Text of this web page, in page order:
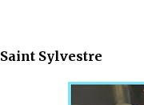
Saint Sylvestre